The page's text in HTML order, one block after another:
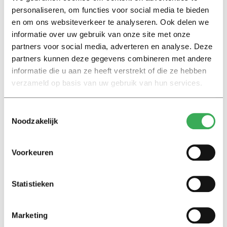
personaliseren, om functies voor social media te bieden
en om ons websiteverkeer te analyseren. Ook delen we
informatie over uw gebruik van onze site met onze
partners voor social media, adverteren en analyse. Deze
partners kunnen deze gegevens combineren met andere
informatie die u aan ze heeft verstrekt of die ze hebben
verzameld op basis van uw gebruik van hun services.
Noodzakelijk
Voorkeuren
Statistieken
Marketing
Maar ze geven geen lijst met maatregelen van de
afzonderlijke universiteiten en hogescholen. Van
minister Dijkgraaf hoeft dat ook niet. Met de landelijke
plannen voor zelfregie van de twee koepelorganisaties
beschouwthij de motie van de Tweede Kamer als
‘afgedaan’.
hogescholen, schrijft Dijkgraaf in zijn reactie. ‘Deze
voornemens moeten nog besproken worden met de
medezeggenschap van de individuele instellingen’, legt
hij uit, ‘maar kunnen tot gevolg hebben dat het aandeel
naar 21 procent’.
Dijkgraaf vertrouwt liever op goede zelfregie dan op
hard landelijk beleid. Want de ene regio is de andere